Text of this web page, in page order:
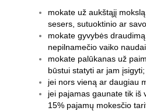
mokate už aukštąjį
sesers, sutuoktinio ar
mokate gyvybės
nepilnamečio vaiko
mokate palūkanas už
būstui statyti ar jam įsigyti;
jei nors vieną ar daugiau
jei pajamas gaunate tik iš
15% pajamų mokesčio